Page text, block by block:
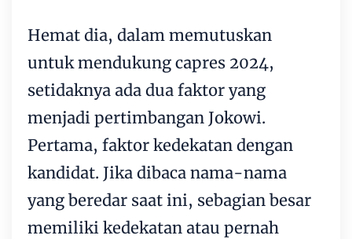
Hemat dia, dalam memutuskan
untuk mendukung capres 2024,
setidaknya ada dua faktor yang
menjadi pertimbangan Jokowi.
Pertama, faktor kedekatan dengan
kandidat. Jika dibaca nama-nama
yang beredar saat ini, sebagian besar
memiliki kedekatan atau pernah